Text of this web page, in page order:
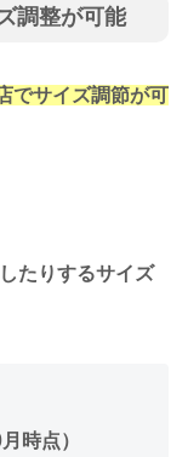
調整が可能
でサイズ調節が可
たりするサイズ
時点）